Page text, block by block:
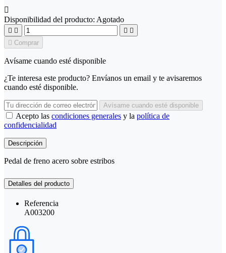

Disponibilidad del producto: Agotado
   
 Comprar
Avísame cuando esté disponible
¿Te interesa este producto? Envíanos un email y te avisaremos
cuando esté disponible.
Avísame cuando esté disponible
Acepto las condiciones generales y la política de
confidencialidad
Descripción
Pedal de freno acero sobre estribos
Detalles del producto
Referencia
A003200